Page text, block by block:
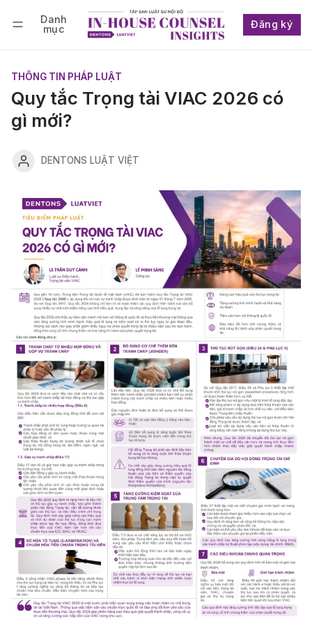
Danh
mục
Đăng ký
Đăng ký Follow
THÔNG TIN PHÁP LUẬT
Quy tắc Trọng tài VIAC 2026 có
gì mới?
DENTONS LUẬT VIỆT